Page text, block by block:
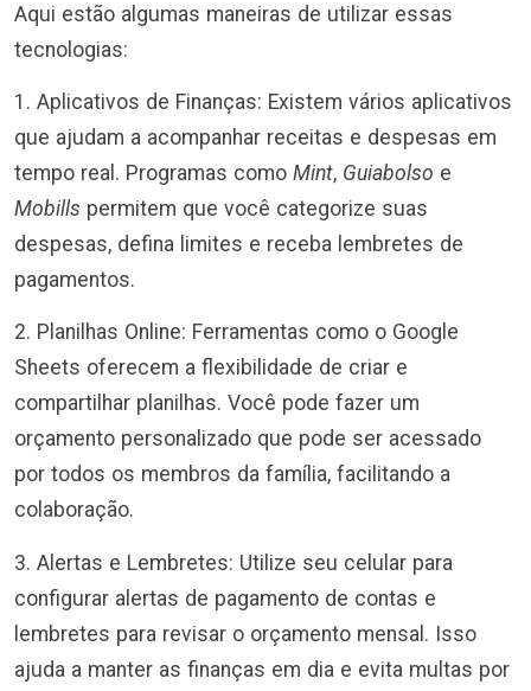
Aqui estão algumas maneiras de utilizar essas
tecnologias:
1. Aplicativos de Finanças: Existem vários aplicativos
que ajudam a acompanhar receitas e despesas em
tempo real. Programas como Mint, Guiabolso e
Mobills permitem que você categorize suas
despesas, defina limites e receba lembretes de
pagamentos.
2. Planilhas Online: Ferramentas como o Google
Sheets oferecem a flexibilidade de criar e
compartilhar planilhas. Você pode fazer um
orçamento personalizado que pode ser acessado
por todos os membros da família, facilitando a
colaboração.
3. Alertas e Lembretes: Utilize seu celular para
configurar alertas de pagamento de contas e
lembretes para revisar o orçamento mensal. Isso
ajuda a manter as finanças em dia e evita multas por